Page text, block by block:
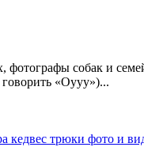
собак и
«Оууу»)...
кедвес трюки фото и